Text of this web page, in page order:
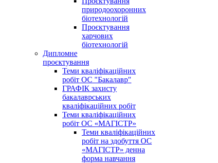
природоохоронних
біотехнологій
Проєктування
харчових
біотехнологій
Дипломне
проєктування
Теми кваліфікаційних
робіт ОС "Бакалавр"
ГРАФІК захисту
бакалаврських
кваліфікаційних робіт
Теми кваліфікаційних
робіт ОС «МАГІСТР»
Теми кваліфікаційних
робіт на здобуття ОС
«МАГІСТР» денна
форма навчання